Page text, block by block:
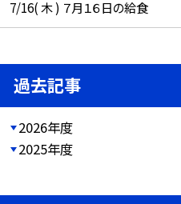
7/16( 木 ) ７月１６日の給食
過去記事
2026年度
2025年度